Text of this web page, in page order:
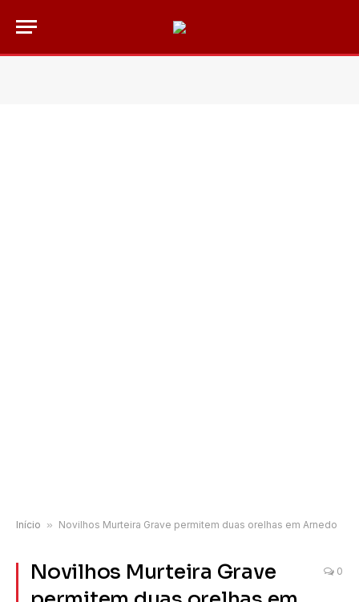
Início » Novilhos Murteira Grave permitem duas orelhas em Arnedo
Novilhos Murteira Grave
0